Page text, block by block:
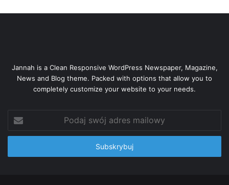
Jannah is a Clean Responsive WordPress Newspaper, Magazine,
News and Blog theme. Packed with options that allow you to
completely customize your website to your needs.
swój
adres